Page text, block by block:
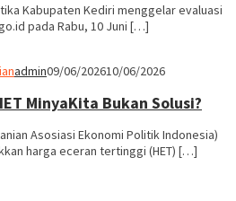
Kabupaten Kediri menggelar evaluasi
pada Rabu, 10 Juni […]
admin09/06/202610/06/2026
MinyaKita Bukan Solusi?
Asosiasi Ekonomi Politik Indonesia)
harga eceran tertinggi (HET) […]